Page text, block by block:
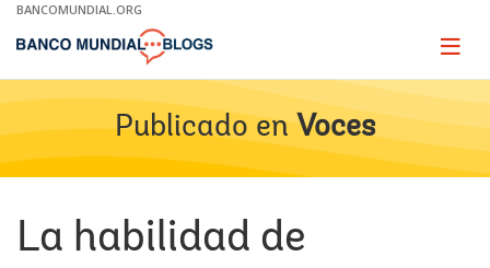
Skip
Main
BANCOMUNDIAL.ORG
Page
Publicado en Voces
La habilidad de